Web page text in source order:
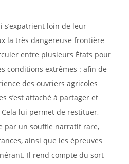
s’expatrient loin de leur
la très dangereuse frontière
entre plusieurs États pour
conditions extrêmes : afin de
des ouvriers agricoles
s’est attaché à partager et
lui permet de restituer,
par un souffle narratif rare,
ainsi que les épreuves
Il rend compte du sort